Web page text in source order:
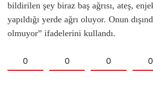
bildirilen şey biraz baş ağrısı, ateş,
yapıldığı yerde ağrı oluyor. Onun
olmuyor” ifadelerini kullandı.
0 0 0 0